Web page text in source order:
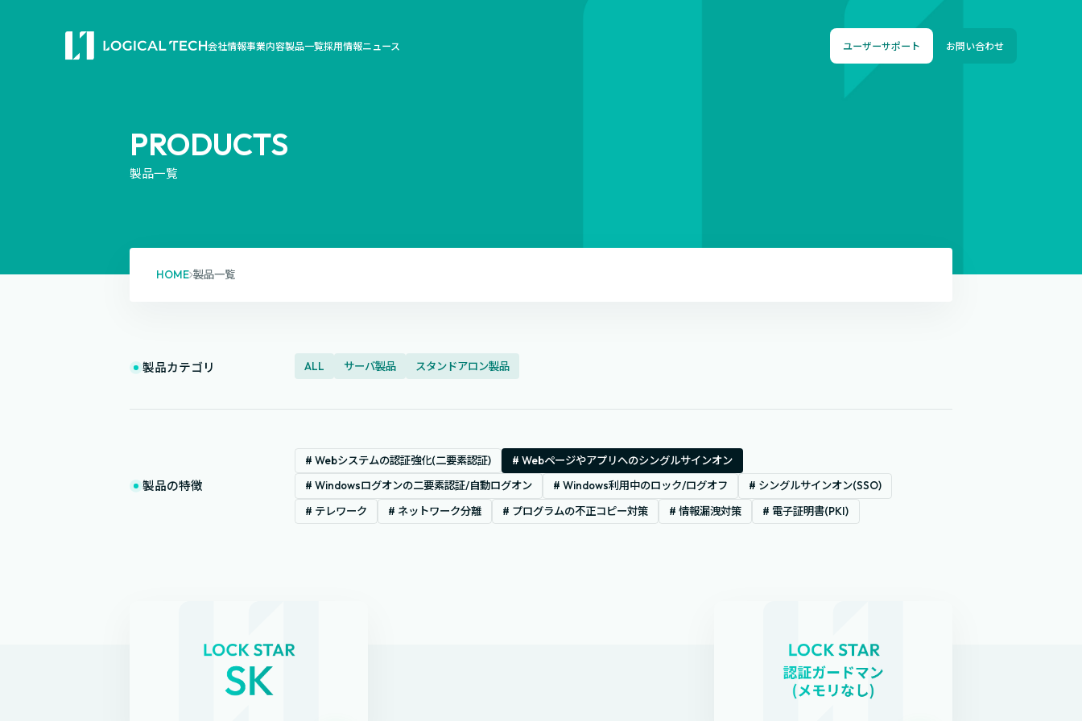
会社情報事業内容製品一覧採用情報ニュース ユーザーサポート お問い合わせ
PRODUCTS
製品一覧
HOME 製品一覧
製品カテゴリ ALL サーバ製品 スタンドアロン製品
製品の特徴
# Webシステムの認証強化(二要素認証)
# Webページやアプリへのシングルサインオン
# Windowsログオンの二要素認証/自動ログオン
# Windows利用中のロック/ログオフ
# シングルサインオン(SSO)
# テレワーク
# ネットワーク分離 # プログラムの不正コピー対策 # 情報漏洩対策 # 電子証明書(PKI)